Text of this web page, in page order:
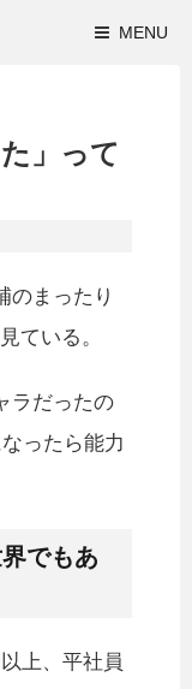
MENU
」って
のまったり
ている。
ラだったの
ったら能力
でもあ
上、平社員